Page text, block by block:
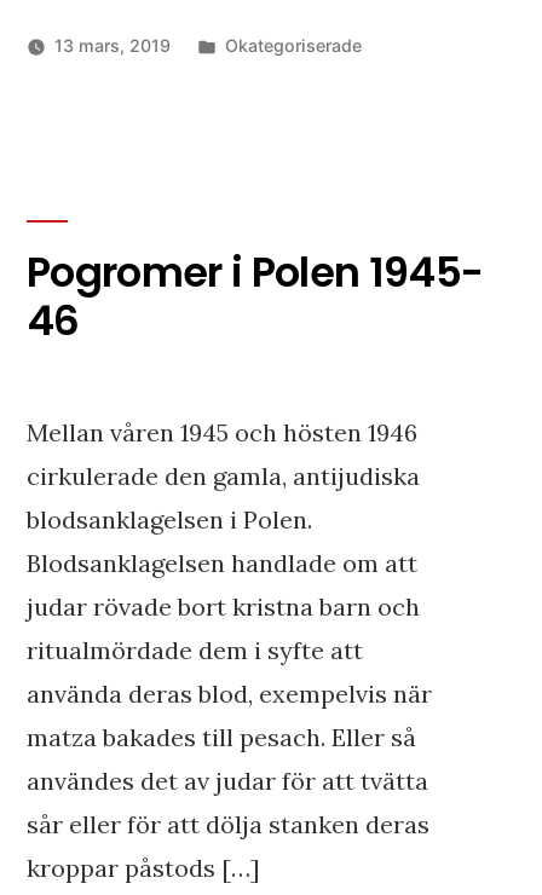
13 mars, 2019
Publicerat
Okategoriserade
Pogromer i Polen 1945-
46
Mellan våren 1945 och hösten 1946
cirkulerade den gamla, antijudiska
blodsanklagelsen i Polen.
Blodsanklagelsen handlade om att
judar rövade bort kristna barn och
ritualmördade dem i syfte att
använda deras blod, exempelvis när
matza bakades till pesach. Eller så
användes det av judar för att tvätta
sår eller för att dölja stanken deras
kroppar påstods […]